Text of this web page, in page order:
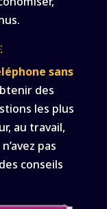
sans
des
les plus
au travail,
pas
conseils